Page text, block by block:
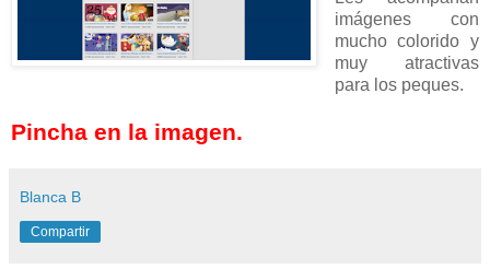
imágenes con
mucho colorido y
muy atractivas
para los peques.
Pincha en la imagen.
Blanca B
Compartir